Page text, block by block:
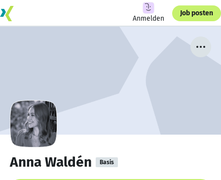
Anmelden
Job posten
Anna Waldén Basis